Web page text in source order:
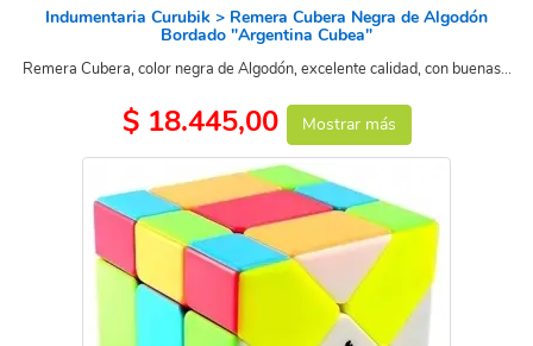
Indumentaria Curubik > Remera Cubera Negra de Algodón
Bordado "Argentina Cubea"
Remera Cubera, color negra de Algodón, excelente calidad, con buenas...
$ 18.445,00 Mostrar más